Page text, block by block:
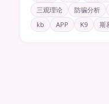
三观理论
防骗分析
kb
APP K9 斯